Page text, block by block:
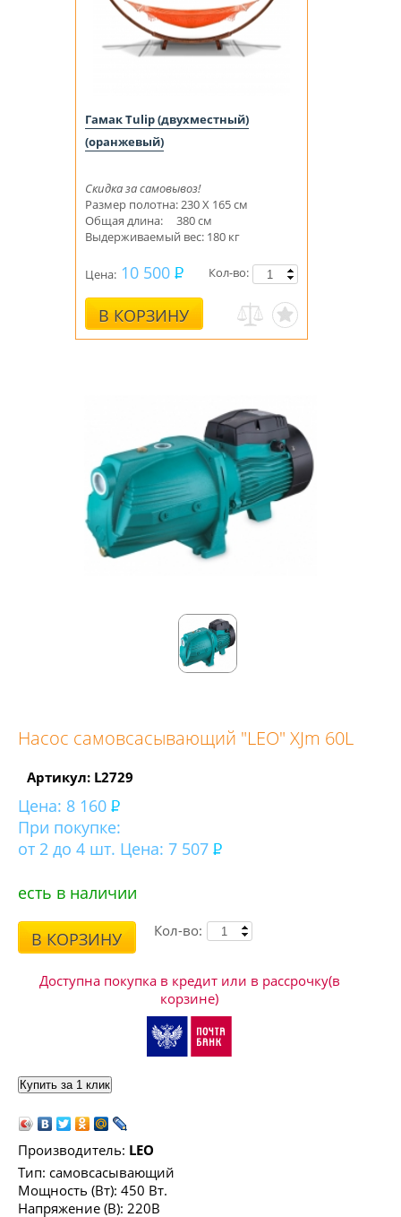
Гамак Tulip (двухместный)
(оранжевый)
Скидка за самовывоз!
Размер полотна: 230 Х 165 см
Общая длина: 380 см
Выдерживаемый вес: 180 кг
Цена: 10 500
В КОРЗИНУ
Кол-во:
Насос самовсасывающий "LEO" XJm 60L
Артикул: L2729
Цена: 8 160
При покупке:
от 2 до 4 шт. Цена: 7 507
есть в наличии
В КОРЗИНУ Кол-во:
Доступна покупка в кредит или в рассрочку(в
корзине)
Производитель: LEO
Тип: самовсасывающий
Мощность (Вт): 450 Вт.
Напряжение (В): 220В